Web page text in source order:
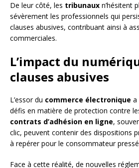
De leur côté, les tribunaux n’hésitent
sévèrement les professionnels qui
clauses abusives, contribuant ainsi à
commerciales.
L’impact du
clauses abusives
L’essor du commerce électronique a
défis en matière de protection contre
contrats d’adhésion en ligne,
clic, peuvent contenir des dispositions
à repérer pour le consommateur
Face à cette réalité, de nouvelles